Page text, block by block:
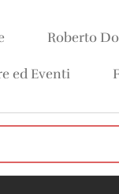
Roberto
ed Eventi